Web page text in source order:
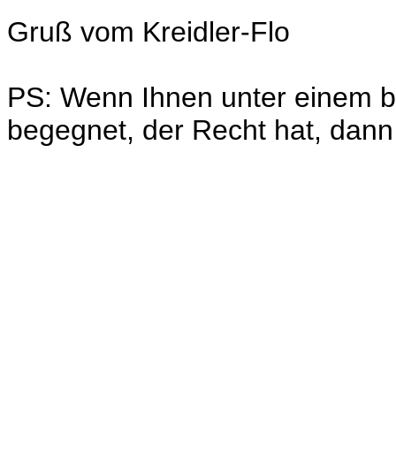
Gruß vom Kreidler-Flo
PS: Wenn Ihnen unter einem
begegnet, der Recht hat,